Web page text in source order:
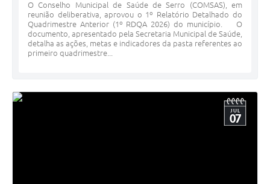
O Conselho Municipal de Saúde de Serro (COMSAS), em
reunião deliberativa, aprovou o 1º Relatório Detalhado do
Quadrimestre Anterior (1º RDQA 2026) do município. O
documento, apresentado pela Secretaria Municipal de Saúde,
detalha as ações, metas e indicadores da pasta referentes ao
primeiro quadrimestre...
JUL
07